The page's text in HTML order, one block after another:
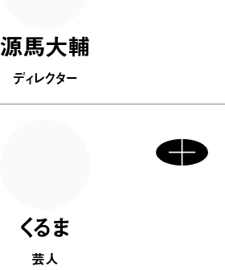
源馬大輔
ディレクター
くるま
芸人